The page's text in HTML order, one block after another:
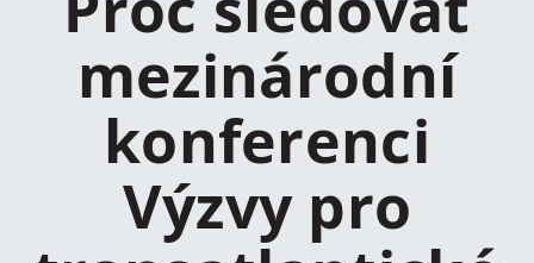
mezinárodní
konferenci
Výzvy pro